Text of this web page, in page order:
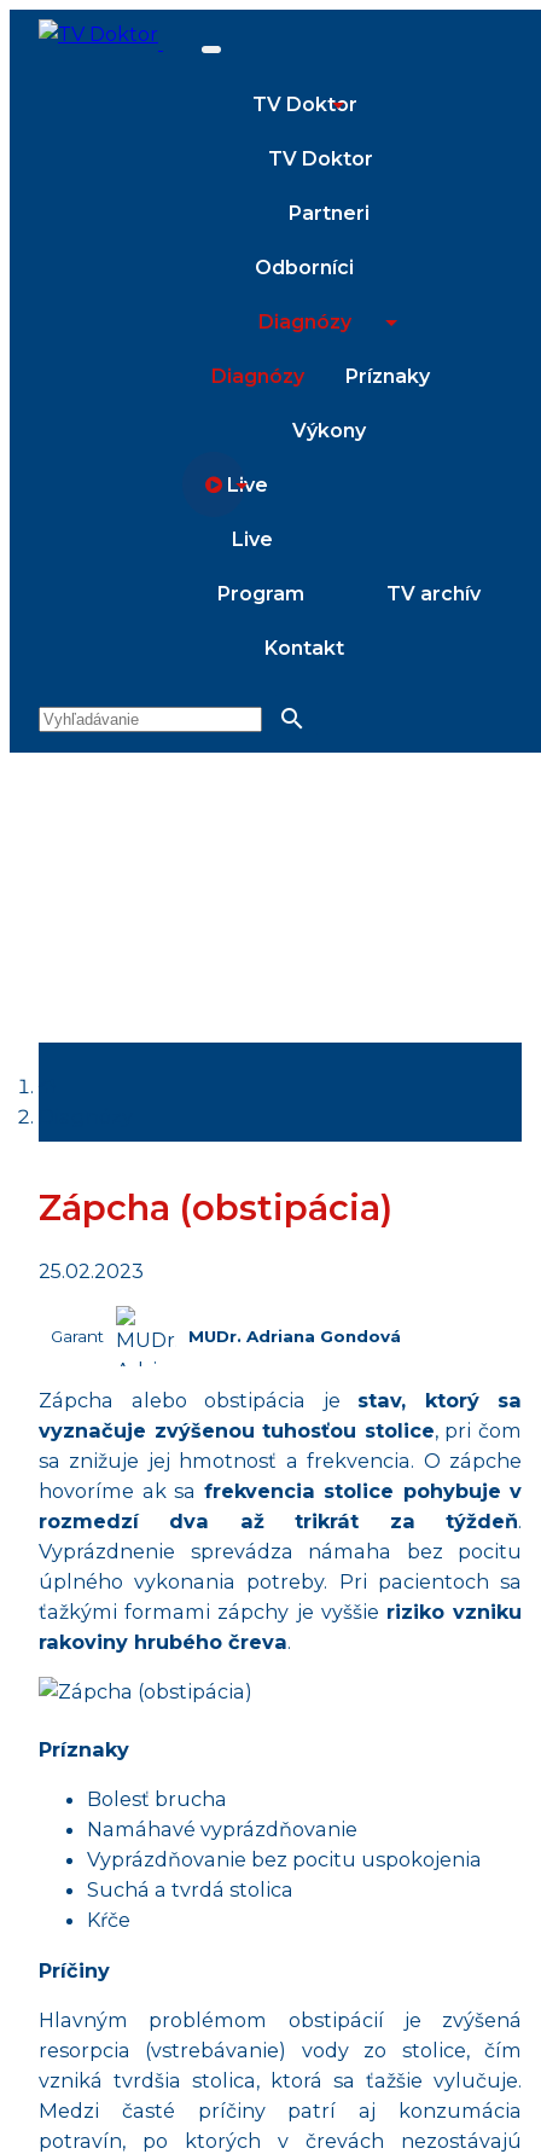
TV Doktor
TV Doktor
Partneri
Odborníci
Diagnózy
Diagnózy Príznaky
Výkony
Live
Live
Program TV archív
Kontakt
search
Zápcha (obstipácia)
25.02.2023
Garant MUDr. Adriana Gondová
Zápcha alebo obstipácia je stav, ktorý sa
vyznačuje zvýšenou tuhosťou stolice, pri čom
sa znižuje jej hmotnosť a frekvencia. O zápche
hovoríme ak sa frekvencia stolice pohybuje v
rozmedzí dva až trikrát za týždeň.
Vyprázdnenie sprevádza námaha bez pocitu
úplného vykonania potreby. Pri pacientoch sa
ťažkými formami zápchy je vyššie riziko vzniku
rakoviny hrubého čreva.
Príznaky
Bolesť brucha
Namáhavé vyprázdňovanie
Vyprázdňovanie bez pocitu uspokojenia
Suchá a tvrdá stolica
Kŕče
Príčiny
Hlavným problémom obstipácií je zvýšená
resorpcia (vstrebávanie) vody zo stolice, čím
vzniká tvrdšia stolica, ktorá sa ťažšie vylučuje.
Medzi časté príčiny patrí aj konzumácia
potravín, po ktorých v črevách nezostávajú